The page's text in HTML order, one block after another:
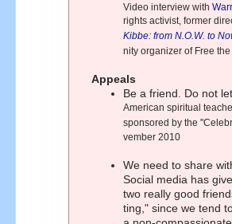
Video interview with
rights activist, former
Kibbe: from N.O.W. to
nity organizer of Free
Appeals
Be a friend. Do not
American spiritual
sponsored by the
vember 2010
We need to share
Social media has
two really good
ting," since we tend